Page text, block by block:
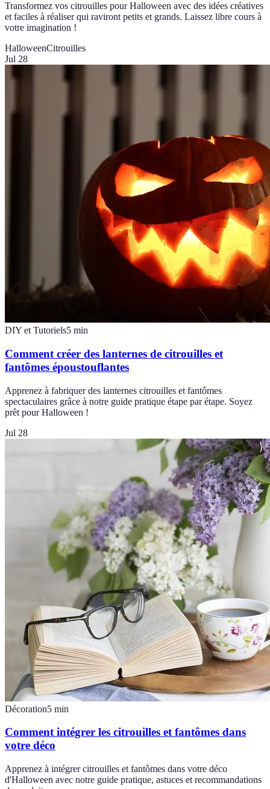
Transformez vos citrouilles pour Halloween avec des idées créatives
et faciles à réaliser qui raviront petits et grands. Laissez libre cours à
votre imagination !
HalloweenCitrouilles
Jul 28
DIY et Tutoriels5 min
Comment créer des lanternes de citrouilles et
fantômes époustouflantes
Apprenez à fabriquer des lanternes citrouilles et fantômes
spectaculaires grâce à notre guide pratique étape par étape. Soyez
prêt pour Halloween !
Jul 28
Décoration5 min
Comment intégrer les citrouilles et fantômes dans
votre déco
Apprenez à intégrer citrouilles et fantômes dans votre déco
d'Halloween avec notre guide pratique, astuces et recommandations